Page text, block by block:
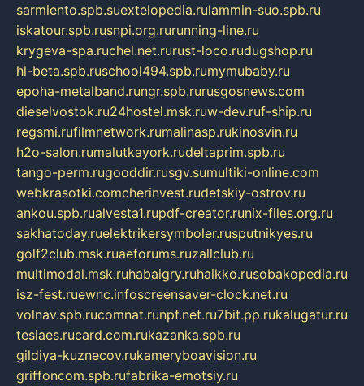
sarmiento.spb.suextelopedia.rulammin-suo.spb.ru
iskatour.spb.rusnpi.org.rurunning-line.ru
krygeva-spa.ruchel.net.rurust-loco.rudugshop.ru
hl-beta.spb.ruschool494.spb.rumymubaby.ru
epoha-metalband.rungr.spb.rurusgosnews.com
dieselvostok.ru24hostel.msk.ruw-dev.ruf-ship.ru
regsmi.rufilmnetwork.rumalinasp.rukinosvin.ru
h2o-salon.rumalutkayork.rudeltaprim.spb.ru
tango-perm.rugooddir.rusgv.sumultiki-online.com
webkrasotki.comcherinvest.rudetskiy-ostrov.ru
ankou.spb.rualvesta1.rupdf-creator.runix-files.org.ru
sakhatoday.ruelektrikersymboler.rusputnikyes.ru
golf2club.msk.ruaeforums.ruzallclub.ru
multimodal.msk.ruhabaigry.ruhaikko.rusobakopedia.ru
isz-fest.ruewnc.infoscreensaver-clock.net.ru
volnav.spb.rucomnat.runpf.net.ru7bit.pp.rukalugatur.ru
tesiaes.rucard.com.rukazanka.spb.ru
gildiya-kuznecov.rukameryboavision.ru
griffoncom.spb.rufabrika-emotsiy.ru